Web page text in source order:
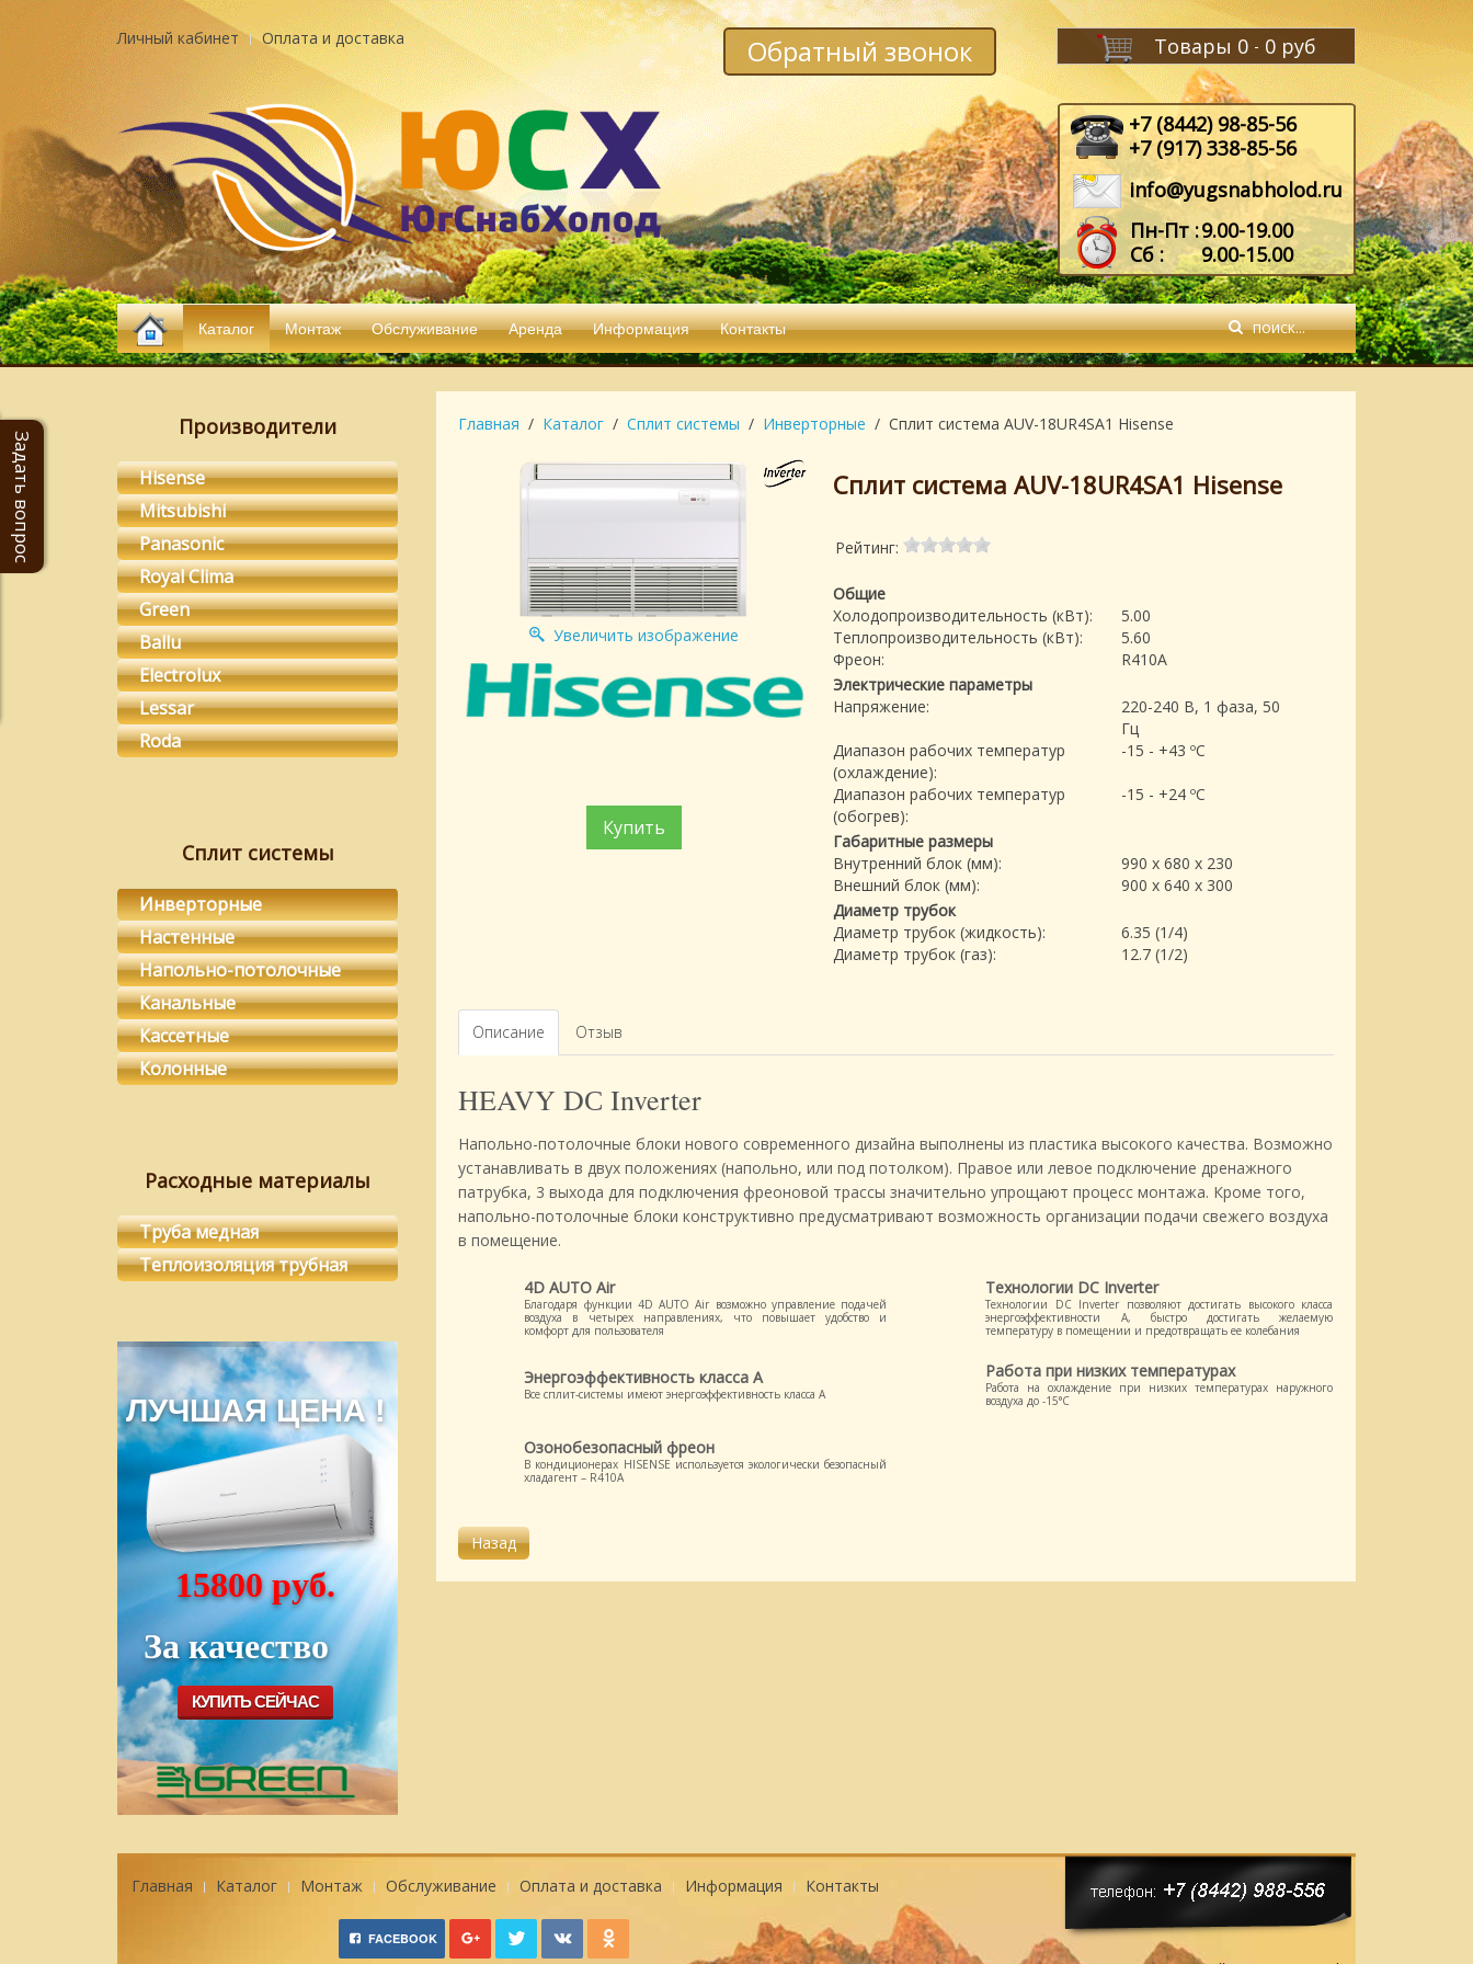
Личный кабинет Оплата и доставка Товары 0 - 0 руб
Обратный звонок
+7 (8442) 98-85-56
+7 (917) 338-85-56
info@yugsnabholod.ru
Пн-Пт :9.00-19.00
Сб :
9.00-15.00
Каталог Монтаж Обслуживание Аренда Информация Контакты
Главная Каталог Сплит системы Инверторные Сплит система AUV-18UR4SA1 Hisense
Увеличить изображение
Купить
Сплит система AUV-18UR4SA1 Hisense
Рейтинг:
Общие
Холодопроизводительность (кВт):
5.00
Теплопроизводительность (кВт):
5.60
Фреон:
R410A
Электрические параметры
Напряжение:
220-240 В, 1 фаза, 50
Гц
Диапазон рабочих температур
(охлаждение):
-15 - +43 ºC
Диапазон рабочих температур
(обогрев):
-15 - +24 ºC
Габаритные размеры
Внутренний блок (мм):
990 x 680 x 230
Внешний блок (мм):
900 x 640 x 300
Диаметр трубок
Диаметр трубок (жидкость):
6.35 (1/4)
Диаметр трубок (газ):
12.7 (1/2)
Описание Отзыв
HEAVY DС Inverter
Напольно-потолочные блоки нового современного дизайна выполнены из пластика высокого качества. Возможно
устанавливать в двух положениях (напольно, или под потолком). Правое или левое подключение дренажного
патрубка, 3 выхода для подключения фреоновой трассы значительно упрощают процесс монтажа. Кроме того,
напольно-потолочные блоки конструктивно предусматривают возможность организации подачи свежего воздуха
в помещение.
4D AUTO Air
Благодаря функции 4D AUTO Air возможно управление подачей
воздуха в четырех направлениях, что повышает удобство и
комфорт для пользователя
Технологии DC Inverter
Технологии DC Inverter позволяют достигать высокого класса
энергоэффективности А, быстро достигать желаемую
температуру в помещении и предотвращать ее колебания
Энергоэффективность класса А
Все сплит-системы имеют энергоэффективность класса А
Работа при низких температурах
Работа на охлаждение при низких температурах наружного
воздуха до -15°C
Озонобезопасный фреон
В кондиционерах HISENSE используется экологически безопасный
хладагент – R410A
Производители
Hisense
Mitsubishi
Panasonic
Royal Clima
Green
Ballu
Electrolux
Lessar
Roda
Сплит системы
Инверторные
Настенные
Напольно-потолочные
Канальные
Кассетные
Колонные
Расходные материалы
Труба медная
Теплоизоляция трубная
ЛУЧШАЯ ЦЕНА !
15800 руб.
За качество
КУПИТЬ СЕЙЧАС
Главная Каталог Монтаж Обслуживание Оплата и доставка Информация Контакты
FACEBOOK
Задать вопрос